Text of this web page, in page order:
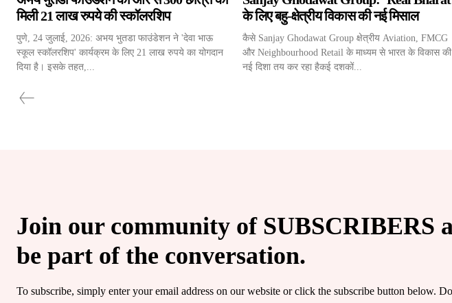
मिली 21 लाख रुपये की स्कॉलरशिप
पुणे, 24 जुलाई, 2026: अभय भुतडा फाउंडेशन ने 'देवा भाऊ
स्कूल स्कॉलरशिप' कार्यक्रम के लिए 21 लाख रुपये का योगदान
दिया है। इसके तहत,...
के लिए बहु-क्षेत्रीय विकास की नई मिसाल
कैसे Sanjay Ghodawat Group क्षेत्रीय Aviation, FMCG
और Neighbourhood Retail के माध्यम से भारत के विकास की
नई दिशा तय कर रहा हैकई दशकों...
Join our community of SUBSCRIBERS
be part of the conversation.
To subscribe, simply enter your email address on our website or click the subscribe button below.